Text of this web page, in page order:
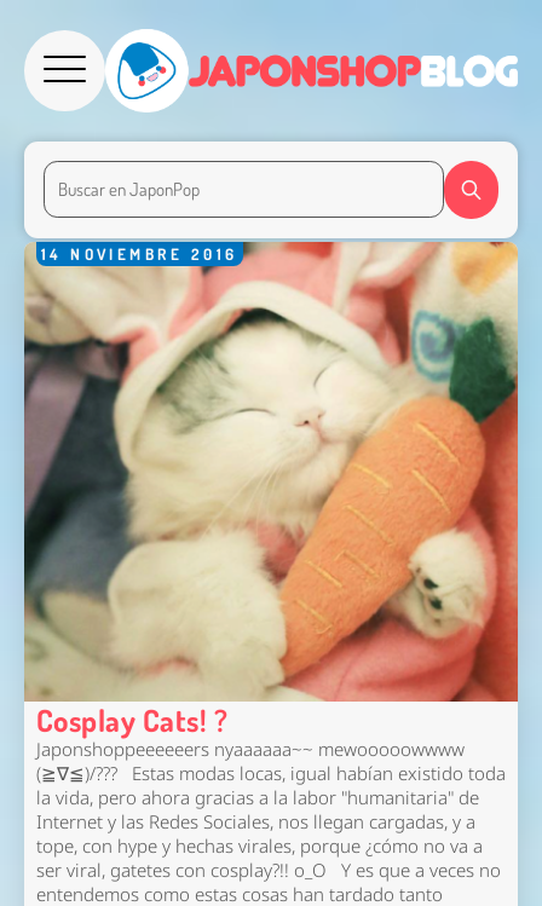
14 NOVIEMBRE 2016
Cosplay Cats! ?
Japonshoppeeeeeers nyaaaaaa~~ mewooooowwww
(≧∇≦)/??? Estas modas locas, igual habían existido toda
la vida, pero ahora gracias a la labor "humanitaria" de
Internet y las Redes Sociales, nos llegan cargadas, y a
tope, con hype y hechas virales, porque ¿cómo no va a
ser viral, gatetes con cosplay?!! o_O Y es que a veces no
entendemos como estas cosas han tardado tanto